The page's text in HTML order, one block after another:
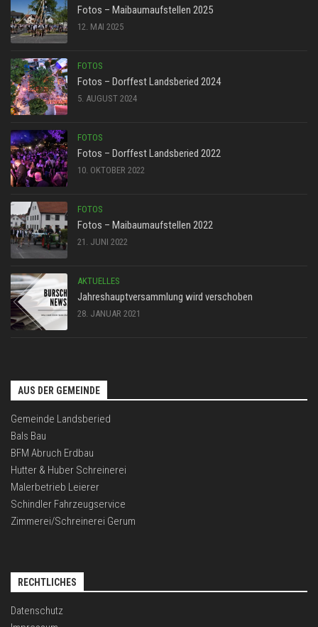
Fotos – Maibaumaufstellen 2025
12. MAI 2025
FOTOS
Fotos – Dorffest Landsberied 2024
5. AUGUST 2024
FOTOS
Fotos – Dorffest Landsberied 2022
10. OKTOBER 2022
FOTOS
Fotos – Maibaumaufstellen 2022
21. JUNI 2022
AKTUELLES
Jahreshauptversammlung wird verschoben
28. JANUAR 2021
AUS DER GEMEINDE
Gemeinde Landsberied
Bals Bau
BFM Abruch Erdbau
Hutter & Huber Schreinerei
Malerbetrieb Leierer
Schindler Fahrzeugservice
Zimmerei/Schreinerei Gerum
RECHTLICHES
Datenschutz